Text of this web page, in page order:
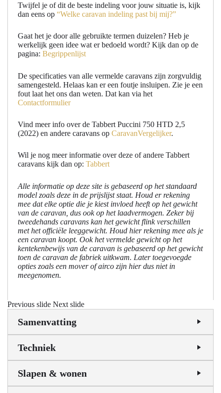
Twijfel je of dit de beste indeling voor jouw situatie is, kijk
dan eens op “Welke caravan indeling past bij mij?”
Gaat het je door alle gebruikte termen duizelen? Heb je
werkelijk geen idee wat er bedoeld wordt? Kijk dan op de
pagina: Begrippenlijst
De specificaties van alle vermelde caravans zijn zorgvuldig
samengesteld. Helaas kan er een foutje insluipen. Zie je een
fout laat het ons dan weten. Dat kan via het
Contactformulier
Vind meer info over de Tabbert Puccini 750 HTD 2,5
(2022) en andere caravans op CaravanVergelijker.
Wil je nog meer informatie over deze of andere Tabbert
caravans kijk dan op: Tabbert
Alle informatie op deze site is gebaseerd op het standaard
model zoals deze in de prijslijst staat. Houd er rekening
mee dat elke optie die je kiest invloed heeft op het gewicht
van de caravan, dus ook op het laadvermogen. Zeker bij
tweedehands caravans kan het gewicht flink verschillen
met het officiële leeggewicht. Houd hier rekening mee als je
een caravan koopt. Ook het vermelde gewicht op het
kentekenbewijs van de caravan is gebaseerd op het gewicht
toen de caravan de fabriek uitkwam. Later toegevoegde
opties zoals een mover of airco zijn hier dus niet in
meegenomen.
Previous slide Next slide
Samenvatting
Techniek
Slapen & wonen